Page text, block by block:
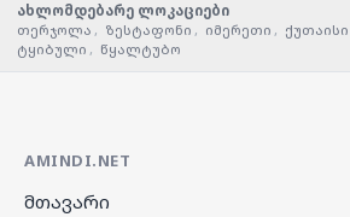
ახლომდებარე ლოკაციები
თერჯოლა , ზესტაფონი , იმერეთი , ქუთაისი
ტყიბული , წყალტუბო
AMINDI.NET
მთავარი